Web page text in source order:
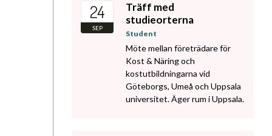
24
SEP
Träff med
studieorterna
Student
Möte mellan företrädare för
Kost & Näring och
kostutbildningarna vid
Göteborgs, Umeå och Uppsala
universitet. Äger rum i Uppsala.